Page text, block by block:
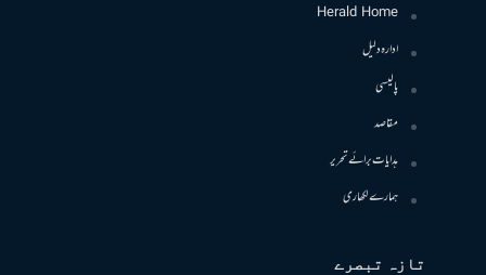
Herald Home
ادارہ دلیل
پالیسی
مقاصد
ہدایات برائے تحریر
ہمارے لکھاری
تازہ تبصرے